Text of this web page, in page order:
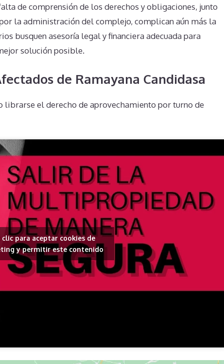
de comprensión de los derechos y obligaciones, junto
la administración del complejo, complican aún más la
busquen asesoría legal y financiera adecuada para
solución posible.
de Ramayana Candidasa
librarse el derecho de aprovechamiento por turno de
clic para aceptar cookies de
y permitir este contenido